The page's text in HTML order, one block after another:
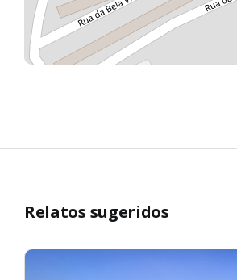
Relatos sugeridos